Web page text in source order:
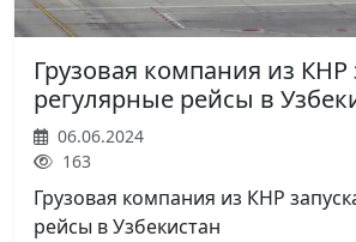
Грузовая компания из КНР
регулярные рейсы в
06.06.2024
163
Грузовая компания из КНР
рейсы в Узбекистан